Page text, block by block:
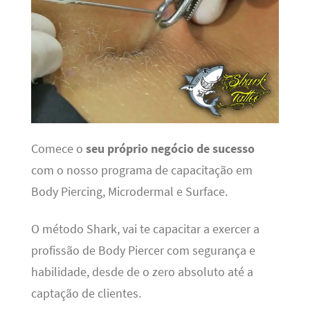
Comece o seu próprio negócio de sucesso
com o nosso programa de capacitação em
Body Piercing, Microdermal e Surface.
O método Shark, vai te capacitar a exercer a
profissão de Body Piercer com segurança e
habilidade, desde de o zero absoluto até a
captação de clientes.